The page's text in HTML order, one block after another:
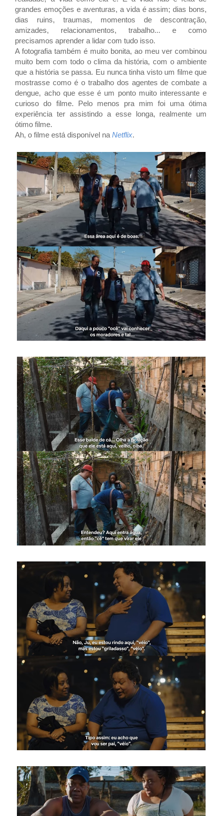
grandes emoções e aventuras, a vida é assim; dias bons,
dias ruins, traumas, momentos de descontração,
amizades, relacionamentos, trabalho... e como
precisamos aprender a lidar com tudo isso.
A fotografia também é muito bonita, ao meu ver combinou
muito bem com todo o clima da história, com o ambiente
que a história se passa. Eu nunca tinha visto um filme que
mostrasse como é o trabalho dos agentes de combate a
dengue, acho que esse é um ponto muito interessante e
curioso do filme. Pelo menos pra mim foi uma ótima
experiência ter assistindo a esse longa, realmente um
ótimo filme.
Ah, o filme está disponível naNetflix.